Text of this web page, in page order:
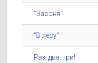
"Засоня"
"В лесу"
Раз, два, три!